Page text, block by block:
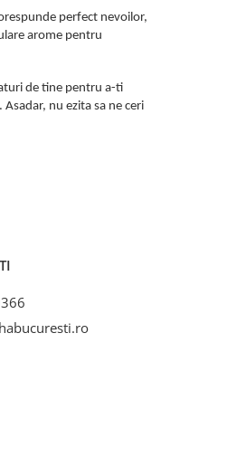
perfect nevoilor,
arome pentru
de tine pentru a-ti
nu ezita sa ne ceri